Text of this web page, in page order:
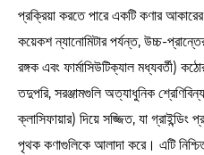
প্রক্রিয়া করতে পারে একটি কণার
কয়েকশ ন্যানোমিটার পর্যন্ত, উচ্চ-
রঙ্গক এবং ফার্মাসিউটিক্যাল মধ্যবর্তী)
তদুপরি, সরঞ্জামগুলি অত্যাধুনিক
ক্লাসিফায়ার) দিয়ে সজ্জিত, যা গ্রাইন্ডিং
পৃথক কণাগুলিকে আলাদা করে। এটি